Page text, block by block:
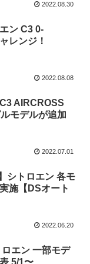
2022.08.30
ン C3 0-
レンジ！
2022.08.08
AIRCROSS
モデルが追加
2022.07.01
シトロエン 各モ
施【DSオート
2022.06.20
ロエン 一部モデ